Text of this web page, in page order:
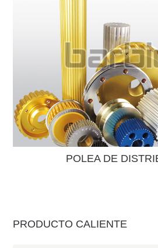
POLEA DE
PRODUCTO CALIENTE